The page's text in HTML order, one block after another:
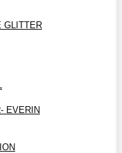
GLITTER
EVERIN